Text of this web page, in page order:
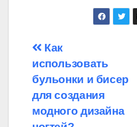
Навігація
записів
Как
использовать
бульонки и бисер
для создания
модного дизайна